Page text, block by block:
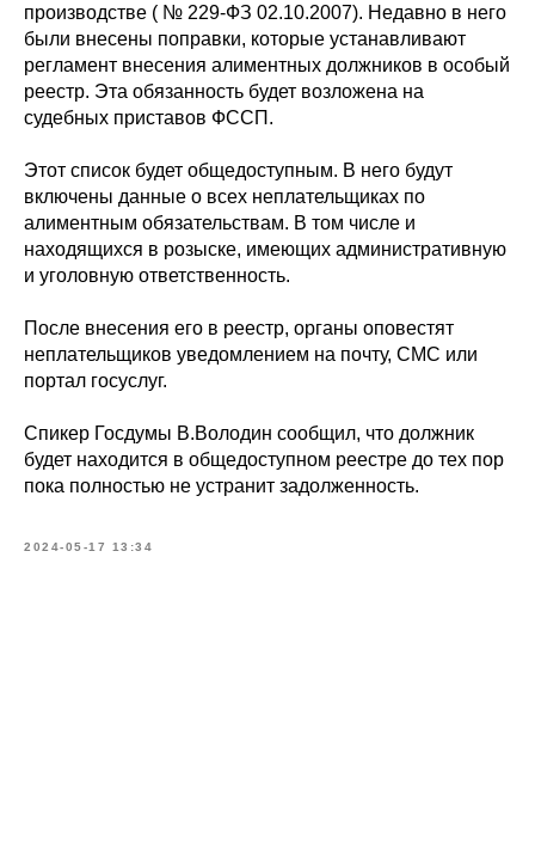
производстве ( № 229-ФЗ 02.10.2007). Недавно в него
были внесены поправки, которые устанавливают
регламент внесения алиментных должников в особый
реестр. Эта обязанность будет возложена на
судебных приставов ФССП.
Этот список будет общедоступным. В него будут
включены данные о всех неплательщиках по
алиментным обязательствам. В том числе и
находящихся в розыске, имеющих административную
и уголовную ответственность.
После внесения его в реестр, органы оповестят
неплательщиков уведомлением на почту, СМС или
портал госуслуг.
Спикер Госдумы В.Володин сообщил, что должник
будет находится в общедоступном реестре до тех пор
пока полностью не устранит задолженность.
2024-05-17 13:34